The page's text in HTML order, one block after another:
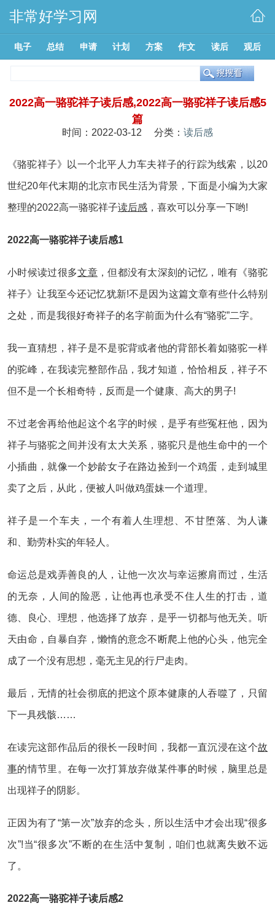
非常好学习网
电子 总结 申请 计划 方案 作文 读后 观后
2022高一骆驼祥子读后感,2022高一骆驼祥子读后感5
篇
时间：2022-03-12 分类： 读后感
《骆驼祥子》以一个北平人力车夫祥子的行踪为线索，以20
世纪20年代末期的北京市民生活为背景，下面是小编为大家
整理的2022高一骆驼祥子读后感 ，喜欢可以分享一下哟!
2022高一骆驼祥子读后感1
小时候读过很多文章，但都没有太深刻的记忆，唯有《骆驼
祥子》让我至今还记忆犹新!不是因为这篇文章有些什么特别
之处，而是我很好奇祥子的名字前面为什么有“骆驼”二字。
我一直猜想，祥子是不是驼背或者他的背部长着如骆驼一样
的驼峰，在我读完整部作品，我才知道，恰恰相反，祥子不
但不是一个长相奇特，反而是一个健康、高大的男子!
不过老舍再给他起这个名字的时候，是乎有些冤枉他，因为
祥子与骆驼之间并没有太大关系，骆驼只是他生命中的一个
小插曲，就像一个妙龄女子在路边捡到一个鸡蛋，走到城里
卖了之后，从此，便被人叫做鸡蛋妹一个道理。
祥子是一个车夫，一个有着人生理想、不甘堕落、为人谦
和、勤劳朴实的年轻人。
命运总是戏弄善良的人，让他一次次与幸运擦肩而过，生活
的无奈，人间的险恶，让他再也承受不住人生的打击，道
德、良心、理想，他选择了放弃，是乎一切都与他无关。听
天由命，自暴自弃，懒惰的意念不断爬上他的心头，他完全
成了一个没有思想，毫无主见的行尸走肉。
最后，无情的社会彻底的把这个原本健康的人吞噬了，只留
下一具残骸……
在读完这部作品后的很长一段时间，我都一直沉浸在这个故
事的情节里。在每一次打算放弃做某件事的时候，脑里总是
出现祥子的阴影。
正因为有了“第一次”放弃的念头，所以生活中才会出现“很多
次”!当“很多次”不断的在生活中复制，咱们也就离失败不远
了。
2022高一骆驼祥子读后感2